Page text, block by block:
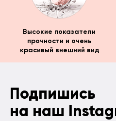
Высокие показатели
прочности и очень
красивый внешний вид
Подпишись
на наш